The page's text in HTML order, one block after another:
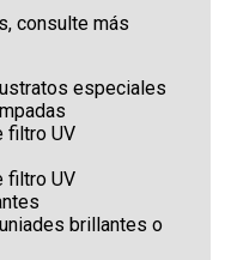
consulte más
especiales
filtro UV
filtro UV
brillantes o